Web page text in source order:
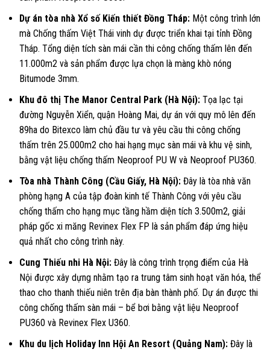
Dự án tòa nhà Xổ số Kiến thiết Đồng Tháp: Một công trình lớn
mà Chống thấm Việt Thái vinh dự được triển khai tại tỉnh Đồng
Tháp. Tổng diện tích sàn mái cần thi công chống thấm lên đến
11.000m2 và sản phẩm được lựa chọn là màng khò nóng
Bitumode 3mm.
Khu đô thị The Manor Central Park (Hà Nội): Tọa lạc tại
đường Nguyễn Xiển, quận Hoàng Mai, dự án với quy mô lên đến
89ha do Bitexco làm chủ đầu tư và yêu cầu thi công chống
thấm trên 25.000m2 cho hai hạng mục sàn mái và khu vệ sinh,
bằng vật liệu chống thấm Neoproof PU W và Neoproof PU360.
Tòa nhà Thành Công (Cầu Giấy, Hà Nội): Đây là tòa nhà văn
phòng hạng A của tập đoàn kinh tế Thành Công với yêu cầu
chống thấm cho hạng mục tầng hầm diện tích 3.500m2, giải
pháp gốc xi măng Revinex Flex FP là sản phẩm đáp ứng hiệu
quả nhất cho công trình này.
Cung Thiếu nhi Hà Nội: Đây là công trình trọng điểm của Hà
Nội được xây dựng nhằm tạo ra trung tâm sinh hoạt văn hóa, thể
thao cho thanh thiếu niên trên địa bàn thành phố. Dự án được thi
công chống thấm sàn mái – bể bơi bằng vật liệu Neoproof
PU360 và Revinex Flex U360.
Khu du lịch Holiday Inn Hội An Resort (Quảng Nam): Đây là